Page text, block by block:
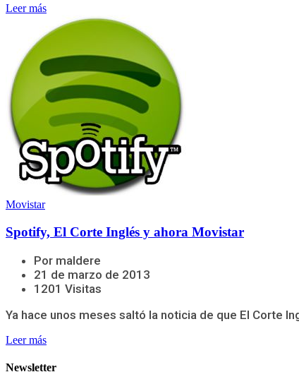
Leer más
Movistar
Spotify, El Corte Inglés y ahora Movistar
Por maldere
21 de marzo de 2013
1201 Visitas
Ya hace unos meses saltó la noticia de que El Corte
Leer más
Newsletter